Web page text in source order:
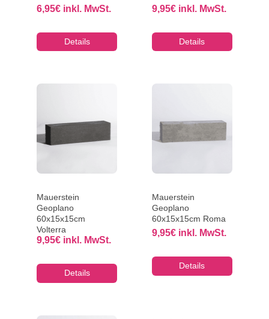
6,95€ inkl. MwSt.
Details
9,95€ inkl. MwSt.
Details
Mauerstein
Geoplano
60x15x15cm
Volterra
9,95€ inkl. MwSt.
Details
Mauerstein
Geoplano
60x15x15cm Roma
9,95€ inkl. MwSt.
Details